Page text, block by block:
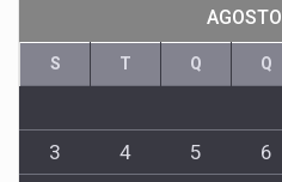
S T Q Q
3
4 5 6